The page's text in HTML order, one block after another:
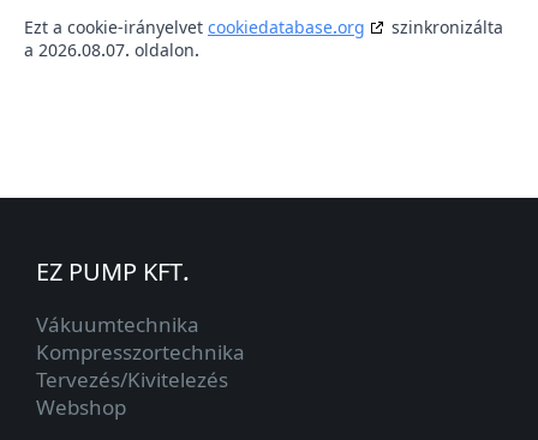
Ezt a cookie-irányelvet cookiedatabase.org
szinkronizálta
a 2026.08.07. oldalon.
EZ PUMP KFT.
Vákuumtechnika
Kompresszortechnika
Tervezés/Kivitelezés
Webshop